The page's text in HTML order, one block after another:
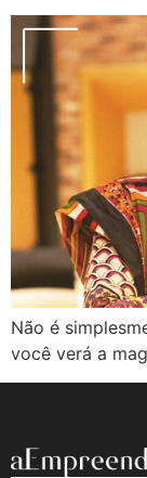
Não é
você verá a